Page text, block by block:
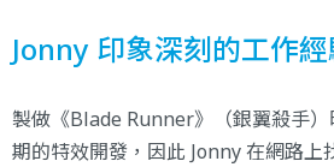
Jonny 印象深刻的工作
製做《Blade Runner》（銀翼殺手
期的特效開發，因此 Jonny 在網路上